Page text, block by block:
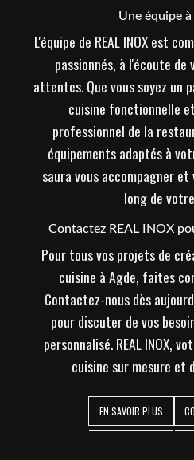
Une équipe
L'équipe de REAL INOX est
passionnés, à l'écoute de
attentes. Que vous soyez un
cuisine fonctionnelle
professionnel de la
équipements adaptés à
saura vous accompagner
long de
Contactez REAL INOX
Pour tous vos projets de
cuisine à Agde, faites
Contactez-nous dès
pour discuter de vos
personnalisé. REAL INOX,
cuisine sur mesure et
EN SAVOIR PLUS